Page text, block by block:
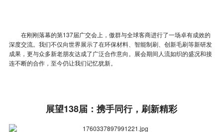
在刚刚落幕的第137届广交会上，傲群与全球客商进行了一场卓有成效的
深度交流。我们不仅向世界展示了在环保材料、智能制刷、创新毛刷等新研发
成果，更与众多新老朋友达成了广泛合作意向。展会期间人流如织的盛况和接
连不断的合作，至今仍让我们记忆犹新。
展望138届：携手同行，刷新精彩